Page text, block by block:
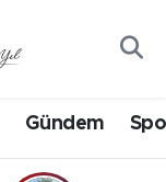
Gündem